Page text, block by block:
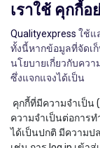
เราใช้ คุกกี้อ
Qualityexpress ใช้แ
ทั้งนี้หากข้อมูลที่จัดเ
นโยบายเกี่ยวกับคว
ซึ่งแจกแจงได้เป็น
คุกกี้ที่มีความจำเป็น
ความจำเป็นต่อการ
ได้เป็นปกติ มีความป